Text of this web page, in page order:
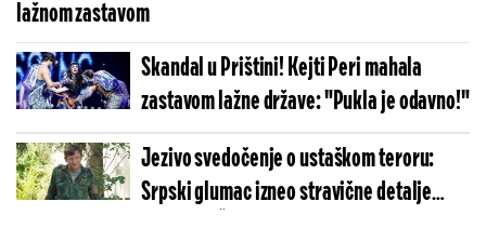
lažnom zastavom
Skandal u Prištini! Kejti Peri mahala
zastavom lažne države: "Pukla je odavno!"
Jezivo svedočenje o ustaškom teroru:
Srpski glumac izneo stravične detalje